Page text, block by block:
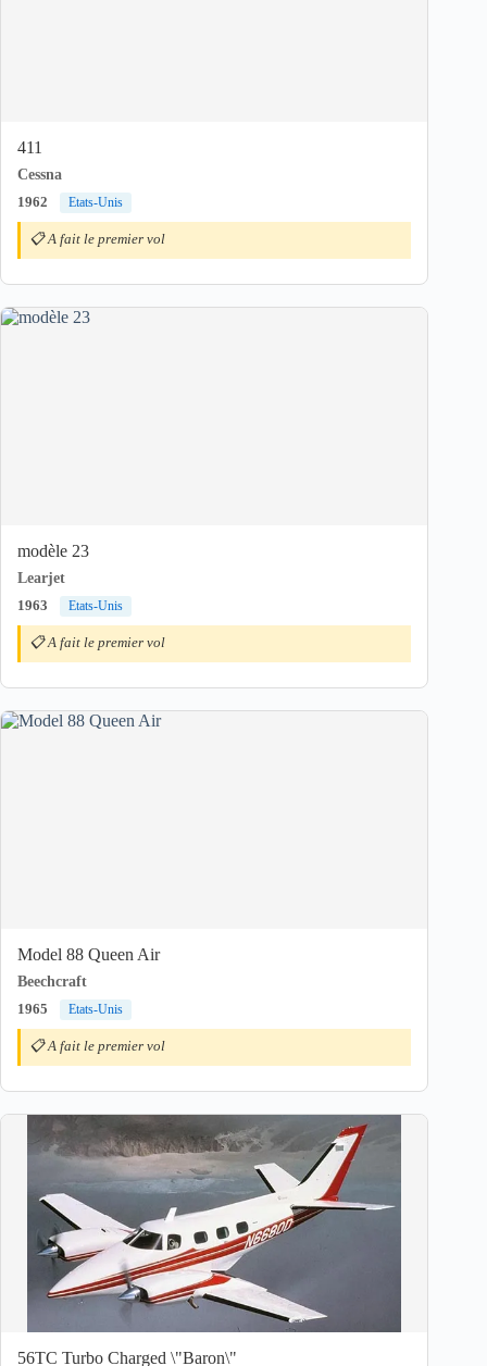
411
Cessna
1962
Etats-Unis
📋 A fait le premier vol
modèle 23
Learjet
1963
Etats-Unis
📋 A fait le premier vol
Model 88 Queen Air
Beechcraft
1965
Etats-Unis
📋 A fait le premier vol
56TC Turbo Charged \"Baron\"